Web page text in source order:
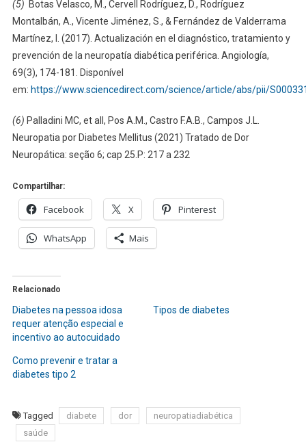
(5) Botas Velasco, M., Cervell Rodríguez, D., Rodríguez
Montalbán, A., Vicente Jiménez, S., & Fernández de Valderrama
Martínez, I. (2017). Actualización en el diagnóstico, tratamiento y
prevención de la neuropatía diabética periférica. Angiología,
69(3), 174-181. Disponível
em: https://www.sciencedirect.com/science/article/abs/pii/
(6) Palladini MC, et all, Pos A.M., Castro F.A.B., Campos J.L.
Neuropatia por Diabetes Mellitus (2021) Tratado de Dor
Neuropática: seção 6; cap 25.P: 217 a 232
Compartilhar:
Facebook X Pinterest
WhatsApp Mais
Relacionado
Diabetes na pessoa idosa
requer atenção especial e
incentivo ao autocuidado
Tipos de diabetes
Como prevenir e tratar a
diabetes tipo 2
Tagged diabete dor
neuropatiadiabética
saúde